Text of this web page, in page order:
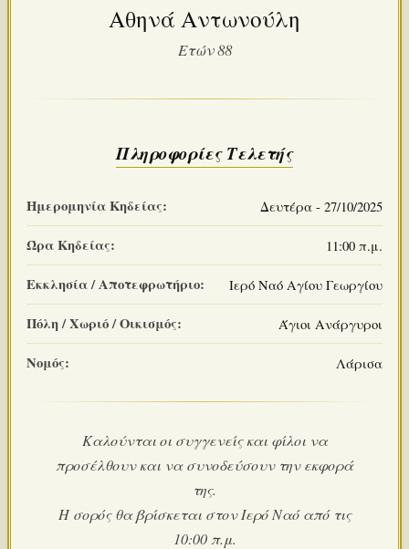
Αθηνά Αντωνούλη
Ετών 88
Πληροφορίες Τελετής
Ημερομηνία Κηδείας: Δευτέρα - 27/10/2025
Ώρα Κηδείας: 11:00 π.μ.
Εκκλησία / Αποτεφρωτήριο: Ιερό Ναό Αγίου Γεωργίου
Πόλη / Χωριό / Οικισμός: Άγιοι Ανάργυροι
Νομός: Λάρισα
Καλούνται οι συγγενείς και φίλοι να
προσέλθουν και να συνοδεύσουν την εκφορά
της.
Η σορός θα βρίσκεται στον Ιερό Ναό από τις
10:00 π.μ.